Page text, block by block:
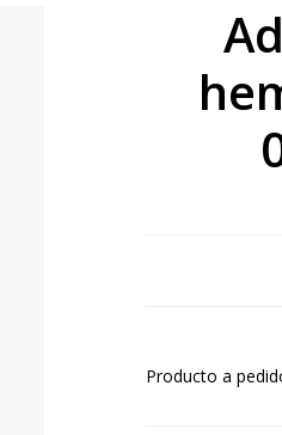
Producto a